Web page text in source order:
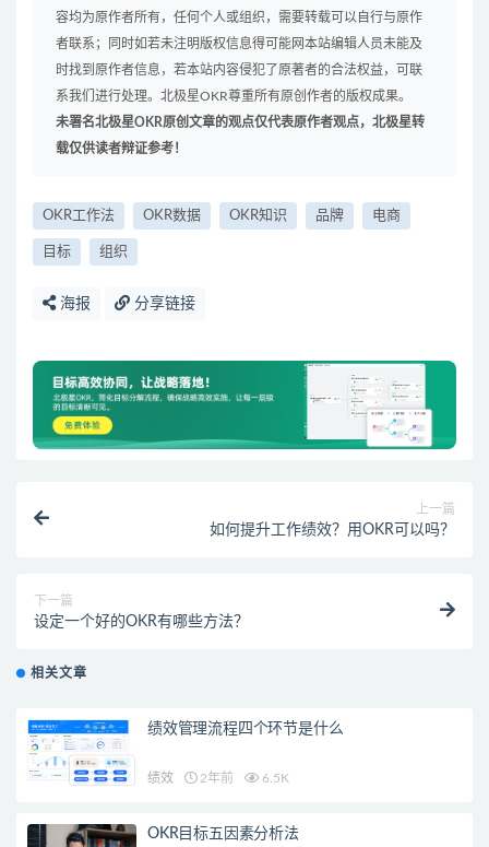
容均为原作者所有，任何个人或组织，需要转载可以自行与原作
者联系；同时如若未注明版权信息得可能网本站编辑人员未能及
时找到原作者信息，若本站内容侵犯了原著者的合法权益，可联
系我们进行处理。北极星OKR尊重所有原创作者的版权成果。
未署名北极星OKR原创文章的观点仅代表原作者观点，北极星转
载仅供读者辩证参考！
OKR工作法 OKR数据 OKR知识 品牌 电商
目标 组织
海报 分享链接
上一篇
如何提升工作绩效？用OKR可以吗？
下一篇
设定一个好的OKR有哪些方法？
相关文章
绩效管理流程四个环节是什么
绩效 2年前 6.5K
OKR目标五因素分析法